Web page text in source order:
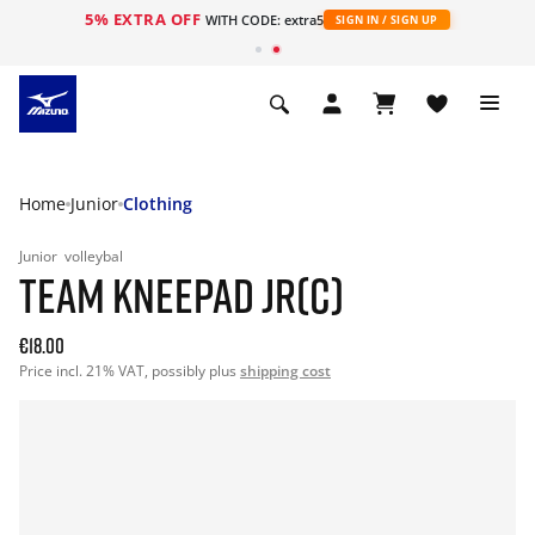
5% EXTRA OFF WITH CODE: extra5 SIGN IN / SIGN UP
Home Junior Clothing
Junior volleybal
TEAM KNEEPAD JR(C)
€18.00
Price incl. 21% VAT, possibly plus shipping cost